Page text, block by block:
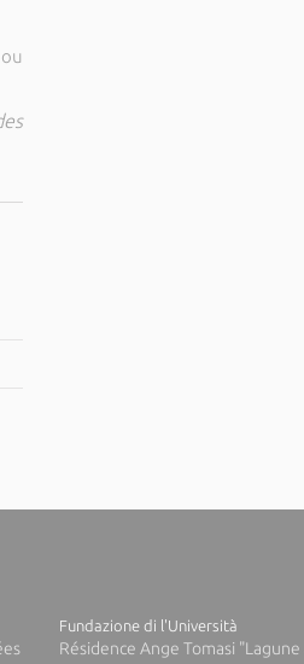
Fundazione di l'Università
Résidence Ange Tomasi